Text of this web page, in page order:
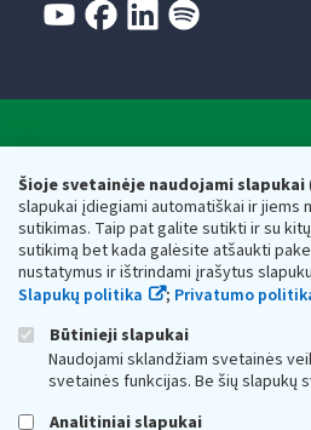
Šioje svetainėje naudojami slapukai
slapukai įdiegiami automatiškai ir jiems
sutikimas. Taip pat galite sutikti ir su
sutikimą bet kada galėsite atšaukti
nustatymus ir ištrindami įrašytus
Slapukų politika
; Privatumo
Būtinieji slapukai
Naudojami sklandžiam svetainės
svetainės funkcijas. Be šių slapukų
Analitiniai slapukai
Respublikos finansų
Biudžetinė įstaiga. Juridinio asmens
adresas: Vasario 16-osios g. 14, 01107
vmi@vmi.lt, E. pristatymo dėžutės
Duomenys apie Valstybinę mokesčių
Respublikos finansų ministerijos